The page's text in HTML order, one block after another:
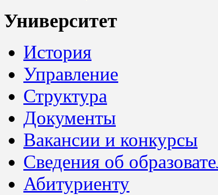
Университет
История
Управление
Структура
Документы
Вакансии и конкурсы
Сведения об
Абитуриенту